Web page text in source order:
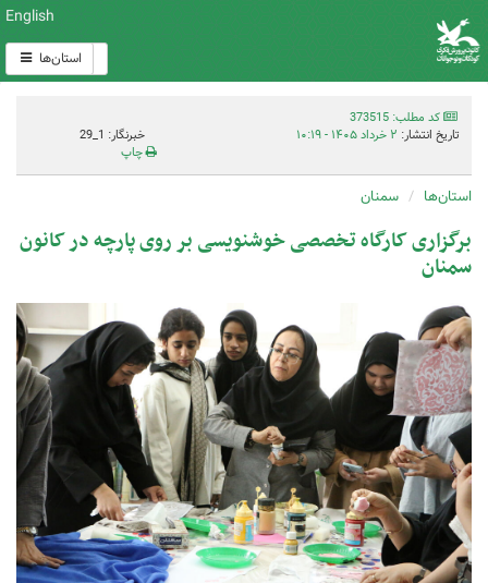
English
استان‌ها
کد مطلب: 373515
تاریخ انتشار: ۲ خرداد ۱۴۰۵ - ۱۰:۱۹
خبرنگار: 1_29
چاپ
استان‌ها سمنان
برگزاری کارگاه تخصصی خوشنویسی بر روی پارچه در کانون
سمنان